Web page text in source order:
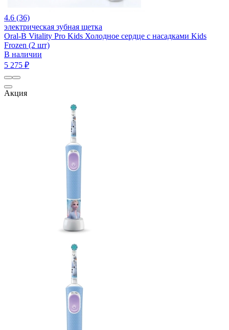
4.6 (36)
электрическая зубная щетка
Oral-B Vitality Pro Kids Холодное сердце с насадками Kids
Frozen (2 шт)
В наличии
5 275 ₽
Акция